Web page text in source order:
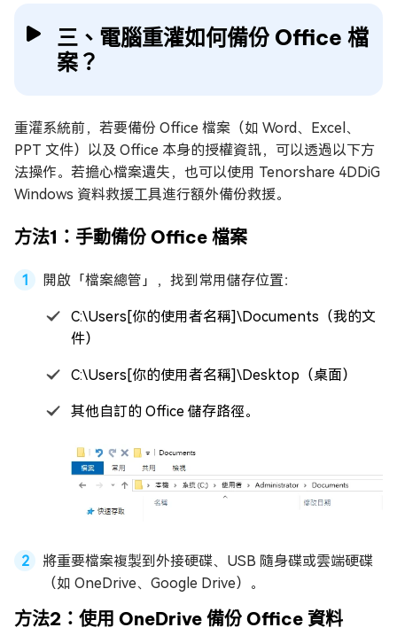
三、電腦重灌如何備份 Office 檔
案？
重灌系統前，若要備份 Office 檔案（如 Word、Excel、
PPT 文件）以及 Office 本身的授權資訊，可以透過以下方
法操作。若擔心檔案遺失，也可以使用 Tenorshare 4DDiG
Windows 資料救援工具進行額外備份救援。
方法1：手動備份 Office 檔案
開啟「檔案總管」，找到常用儲存位置：
C:\Users[你的使用者名稱]\Documents（我的文
件）
C:\Users[你的使用者名稱]\Desktop（桌面）
其他自訂的 Office 儲存路徑。
將重要檔案複製到外接硬碟、USB 隨身碟或雲端硬碟
（如 OneDrive、Google Drive）。
方法2：使用 OneDrive 備份 Office 資料